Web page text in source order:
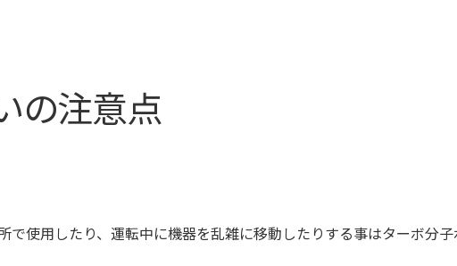
の注意点
使用したり、運転中に機器を乱雑に移動したりする事はターボ分